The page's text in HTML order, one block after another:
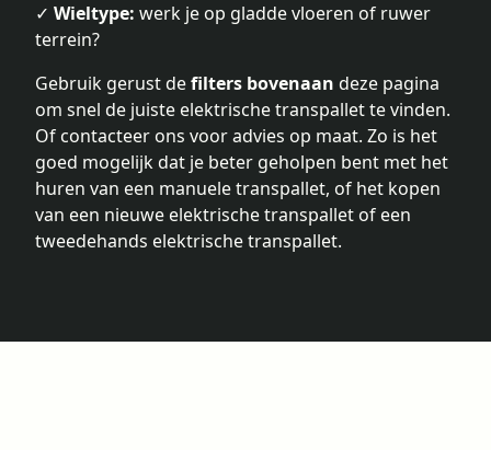
✓ Wieltype: werk je op gladde vloeren of ruwer
terrein?
Gebruik gerust defilters bovenaan deze pagina
om snel de juiste elektrische transpallet te vinden.
Of contacteer ons voor advies op maat. Zo is het
goed mogelijk dat je beter geholpen bent met het
huren van een manuele transpallet, of het kopen
van een nieuwe elektrische transpallet of een
tweedehands elektrische transpallet.